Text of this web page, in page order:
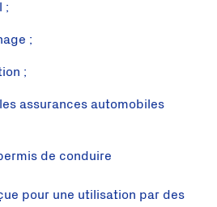
;
;
;
assurances automobiles
de conduire
pour une utilisation par des